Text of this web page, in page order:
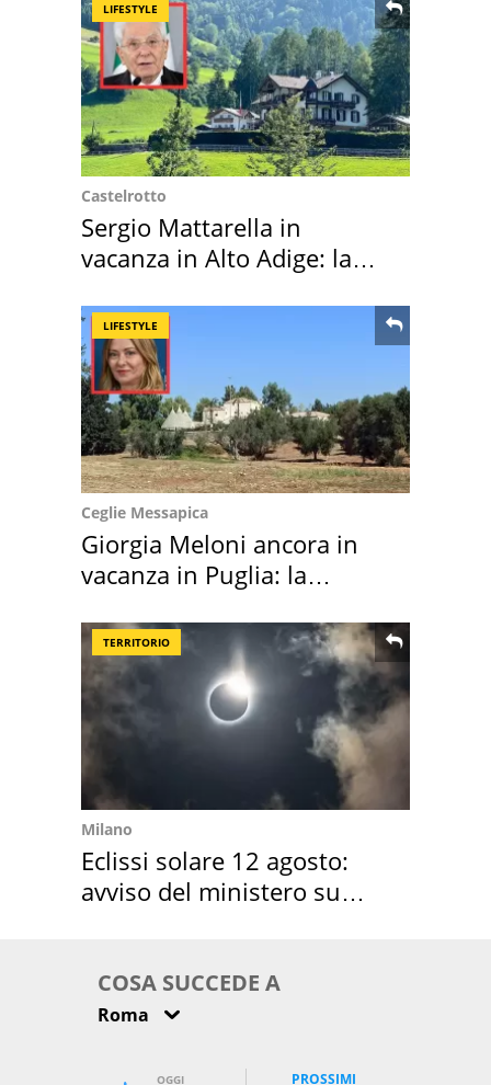
LIFESTYLE
Castelrotto
Sergio Mattarella in
vacanza in Alto Adige: la
LIFESTYLE
Ceglie Messapica
Giorgia Meloni ancora in
vacanza in Puglia: la
TERRITORIO
Milano
Eclissi solare 12 agosto:
avviso del ministero su